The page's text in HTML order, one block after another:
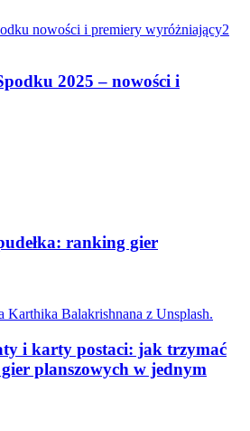
2025 – nowości i
ranking gier
i karty postaci: jak trzymać
planszowych w jednym